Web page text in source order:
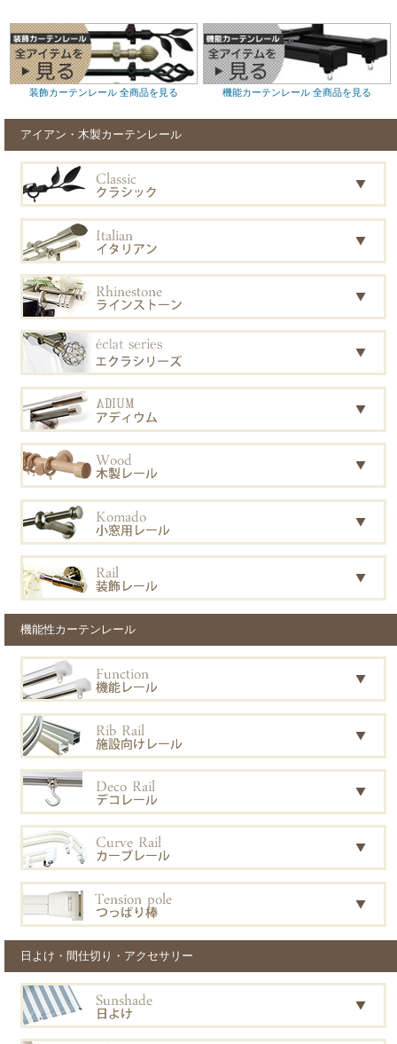
装飾カーテンレール 全商品を見る 機能カーテンレール 全商品を見る
アイアン・木製カーテンレール
機能性カーテンレール
日よけ・間仕切り・アクセサリー